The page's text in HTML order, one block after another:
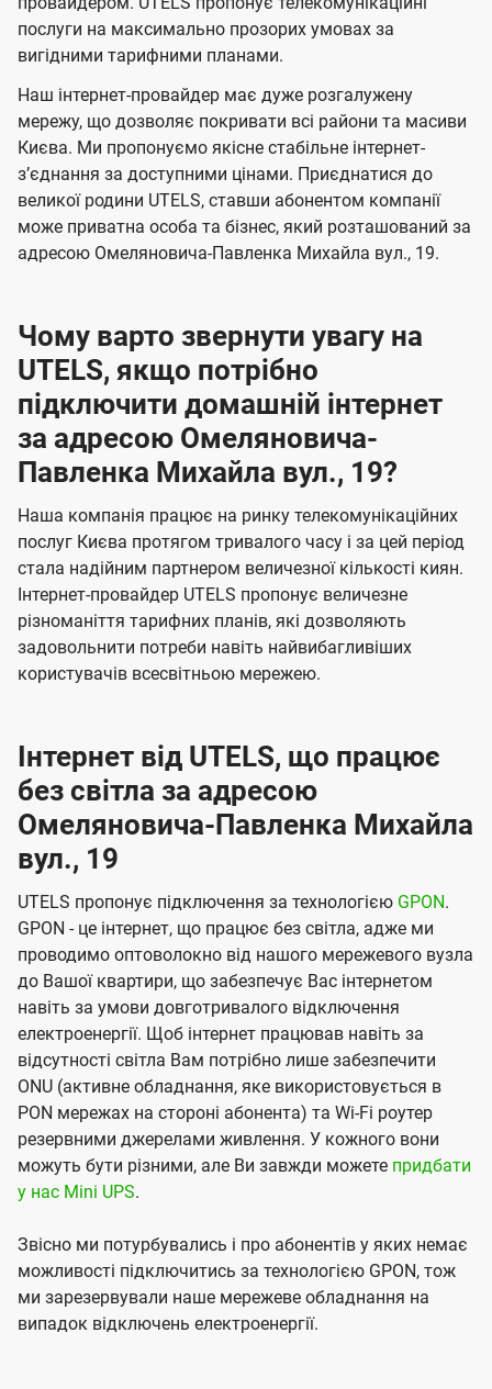
ї
U
t
e
l
s
ч
е
н
н
я
ч
н
н
я
послуги на максимально прозорих умовах за
вигідними тарифними планами.
Наш інтернет-провайдер має дуже розгалужену
мережу, що дозволяє покривати всі райони та масиви
Києва. Ми пропонуємо якісне стабільне інтернет-
зʼєднання за доступними цінами. Приєднатися до
великої родини UTELS, ставши абонентом компанії
може приватна особа та бізнес, який розташований за
адресою Омеляновича-Павленка Михайла вул., 19.
Чому варто звернути увагу на
UTELS, якщо потрібно
підключити домашній інтернет
за адресою Омеляновича-
Павленка Михайла вул., 19?
Наша компанія працює на ринку телекомунікаційних
послуг Києва протягом тривалого часу і за цей період
стала надійним партнером величезної кількості киян.
Інтернет-провайдер UTELS пропонує величезне
різноманіття тарифних планів, які дозволяють
задовольнити потреби навіть найвибагливіших
користувачів всесвітньою мережею.
Інтернет від UTELS, що працює
без світла за адресою
Омеляновича-Павленка Михайла
вул., 19
UTELS пропонує підключення за технологією GPON.
GPON - це інтернет, що працює без світла, адже ми
проводимо оптоволокно від нашого мережевого вузла
до Вашої квартири, що забезпечує Вас інтернетом
навіть за умови довготривалого відключення
електроенергії. Щоб інтернет працював навіть за
відсутності світла Вам потрібно лише забезпечити
ONU (активне обладнання, яке використовується в
PON мережах на стороні абонента) та Wi-Fi роутер
резервними джерелами живлення. У кожного вони
можуть бути різними, але Ви завжди можете придбати
у нас Mini UPS.
Звісно ми потурбувались і про абонентів у яких немає
можливості підключитись за технологією GPON, тож
ми зарезервували наше мережеве обладнання на
випадок відключень електроенергії.